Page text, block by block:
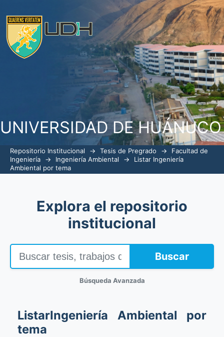
UNIVERSIDAD DE HUÁNUCO
ListarIngeniería Ambiental por tema
Repositorio Institucional → Tesis de Pregrado →
Facultad de
Ingeniería
→ Ingeniería Ambiental →
Listar Ingeniería
Ambiental por tema
Explora el repositorio
institucional
Buscar
Búsqueda Avanzada
ListarIngeniería Ambiental por
tema